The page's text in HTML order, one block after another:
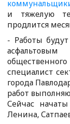
и тяжелую
продлится
- Работы
специалист
города
работ
Сейчас
Ленина,